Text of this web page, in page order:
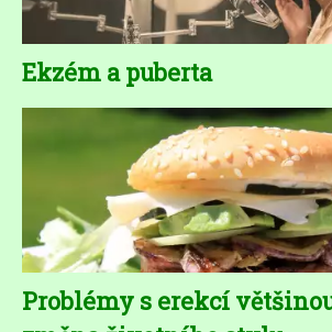
Ekzém a puberta
Problémy s erekcí